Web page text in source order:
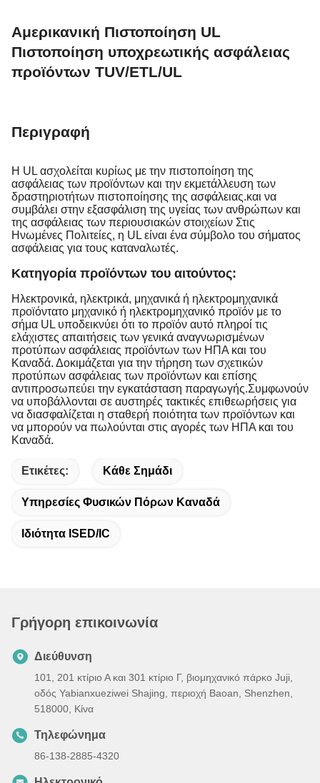
Αμερικανική Πιστοποίηση UL
Πιστοποίηση υποχρεωτικής ασφάλειας
προϊόντων TUV/ETL/UL
Περιγραφή
Η UL ασχολείται κυρίως με την πιστοποίηση της
ασφάλειας των προϊόντων και την εκμετάλλευση των
δραστηριοτήτων πιστοποίησης της ασφάλειας.και να
συμβάλει στην εξασφάλιση της υγείας των ανθρώπων και
της ασφάλειας των περιουσιακών στοιχείων Στις
Ηνωμένες Πολιτείες, η UL είναι ένα σύμβολο του σήματος
ασφάλειας για τους καταναλωτές.
Κατηγορία προϊόντων του αιτούντος:
Ηλεκτρονικά, ηλεκτρικά, μηχανικά ή ηλεκτρομηχανικά
προϊόντατο μηχανικό ή ηλεκτρομηχανικό προϊόν με το
σήμα UL υποδεικνύει ότι το προϊόν αυτό πληροί τις
ελάχιστες απαιτήσεις των γενικά αναγνωρισμένων
προτύπων ασφάλειας προϊόντων των ΗΠΑ και του
Καναδά. Δοκιμάζεται για την τήρηση των σχετικών
προτύπων ασφάλειας των προϊόντων και επίσης
αντιπροσωπεύει την εγκατάσταση παραγωγής.Συμφωνούν
να υποβάλλονται σε αυστηρές τακτικές επιθεωρήσεις για
να διασφαλίζεται η σταθερή ποιότητα των προϊόντων και
να μπορούν να πωλούνται στις αγορές των ΗΠΑ και του
Καναδά.
Ετικέτες: Κάθε Σημάδι
Υπηρεσίες Φυσικών Πόρων Καναδά
Ιδιότητα ISED/IC
Γρήγορη επικοινωνία
Διεύθυνση
101, 201 κτίριο Α και 301 κτίριο Γ, βιομηχανικό πάρκο Juji,
οδός Yabianxueziwei Shajing, περιοχή Baoan, Shenzhen,
518000, Κίνα
Τηλεφώνημα
86-138-2885-4320